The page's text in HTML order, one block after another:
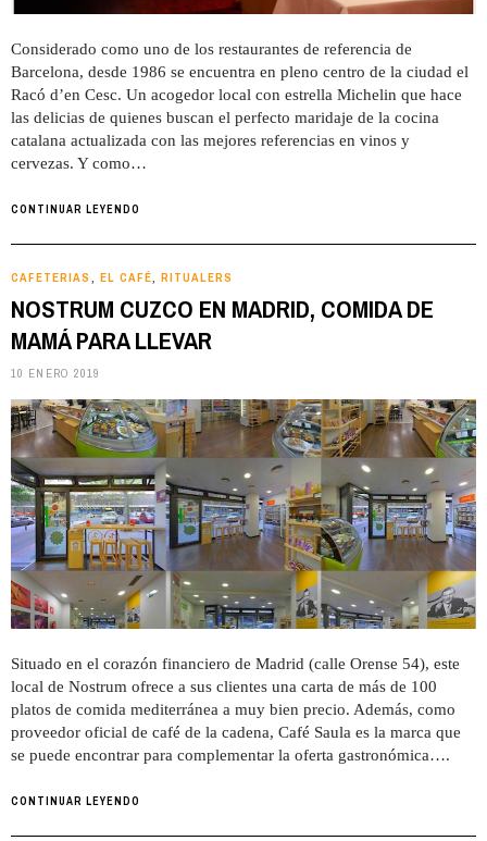
Considerado como uno de los restaurantes de referencia de
Barcelona, desde 1986 se encuentra en pleno centro de la ciudad el
Racó d’en Cesc. Un acogedor local con estrella Michelin que hace
las delicias de quienes buscan el perfecto maridaje de la cocina
catalana actualizada con las mejores referencias en vinos y
cervezas. Y como…
CONTINUAR LEYENDO
CAFETERIAS EL CAFÉ RITUALERS
NOSTRUM CUZCO EN MADRID, COMIDA DE
MAMÁ PARA LLEVAR
10 ENERO 2019
Situado en el corazón financiero de Madrid (calle Orense 54), este
local de Nostrum ofrece a sus clientes una carta de más de 100
platos de comida mediterránea a muy bien precio. Además, como
proveedor oficial de café de la cadena, Café Saula es la marca que
se puede encontrar para complementar la oferta gastronómica….
CONTINUAR LEYENDO